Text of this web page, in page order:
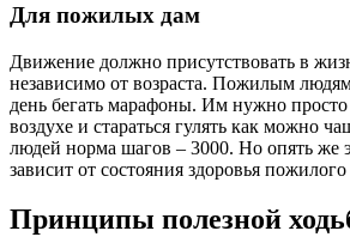
Для пожилых дам
Движение должно присутствовать в
независимо от возраста. Пожилым
день бегать марафоны. Им нужно просто
воздухе и стараться гулять как можно
людей норма шагов – 3000. Но опять же
зависит от состояния здоровья пожилого
Принципы полезной